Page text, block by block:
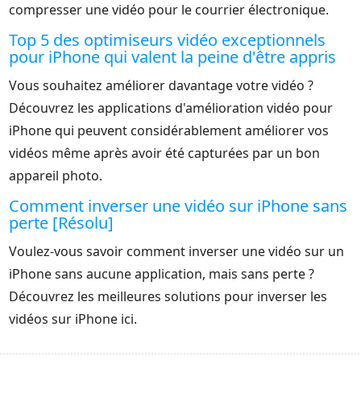
compresser une vidéo pour le courrier électronique.
Top 5 des optimiseurs vidéo exceptionnels
pour iPhone qui valent la peine d'être appris
Vous souhaitez améliorer davantage votre vidéo ?
Découvrez les applications d'amélioration vidéo pour
iPhone qui peuvent considérablement améliorer vos
vidéos même après avoir été capturées par un bon
appareil photo.
Comment inverser une vidéo sur iPhone sans
perte [Résolu]
Voulez-vous savoir comment inverser une vidéo sur un
iPhone sans aucune application, mais sans perte ?
Découvrez les meilleures solutions pour inverser les
vidéos sur iPhone ici.